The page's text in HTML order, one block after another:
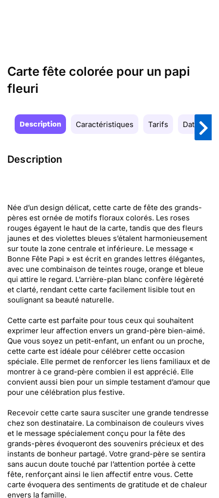
Carte fête colorée pour un papi
fleuri
Description Caractéristiques Tarifs Date de
Description
Née d’un design délicat, cette carte de fête des grands-
pères est ornée de motifs floraux colorés. Les roses
rouges égayent le haut de la carte, tandis que des fleurs
jaunes et des violettes bleues s’étalent harmonieusement
sur toute la zone centrale et inférieure. Le message «
Bonne Fête Papi » est écrit en grandes lettres élégantes,
avec une combinaison de teintes rouge, orange et bleue
qui attire le regard. L’arrière-plan blanc confère légèreté
et clarté, rendant cette carte facilement lisible tout en
soulignant sa beauté naturelle.
Cette carte est parfaite pour tous ceux qui souhaitent
exprimer leur affection envers un grand-père bien-aimé.
Que vous soyez un petit-enfant, un enfant ou un proche,
cette carte est idéale pour célébrer cette occasion
spéciale. Elle permet de renforcer les liens familiaux et de
montrer à ce grand-père combien il est apprécié. Elle
convient aussi bien pour un simple testament d’amour que
pour une célébration plus festive.
Recevoir cette carte saura susciter une grande tendresse
chez son destinataire. La combinaison de couleurs vives
et le message spécialement conçu pour la fête des
grands-pères évoqueront des souvenirs précieux et des
instants de bonheur partagé. Votre grand-père se sentira
sans aucun doute touché par l’attention portée à cette
fête, renforçant ainsi le lien affectif entre vous. Cette
carte évoquera des sentiments de gratitude et de chaleur
envers la famille.